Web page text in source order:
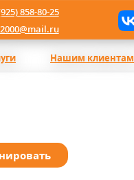
858-80-25
Нашим клиентам